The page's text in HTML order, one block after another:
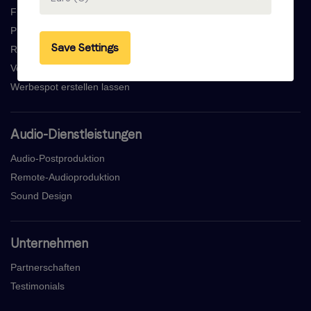
Finden Sie Einen Sprecher
Professionelle Voicemail Aufnahmen
Radiowerbespot Aufnehmen
Voice Over Übersetzung
Werbespot erstellen lassen
Audio-Dienstleistungen
Audio-Postproduktion
Remote-Audioproduktion
Sound Design
Unternehmen
Partnerschaften
Testimonials
Save Settings